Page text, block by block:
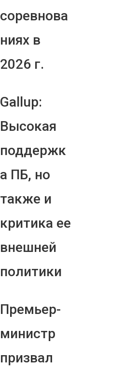
соревнова
ниях в
2026 г.
Gallup:
Высокая
поддержк
а ПБ, но
также и
критика ее
внешней
политики
Премьер-
министр
призвал